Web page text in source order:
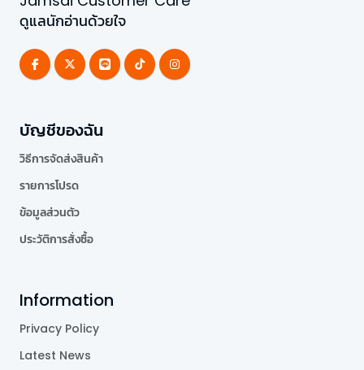
ดูแลนักอ่านด้วยใจ
บัญชีของฉัน
วิธีการจัดส่งสินค้า
รายการโปรด
ข้อมูลส่วนตัว
ประวัติการสั่งซื้อ
Information
Privacy Policy
Latest News